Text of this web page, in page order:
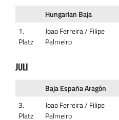
Hungarian Baja
1.
Platz
Joao Ferreira / Filipe
Palmeiro
JULI
Baja España Aragón
3.
Platz
Joao Ferreira / Filipe
Palmeiro